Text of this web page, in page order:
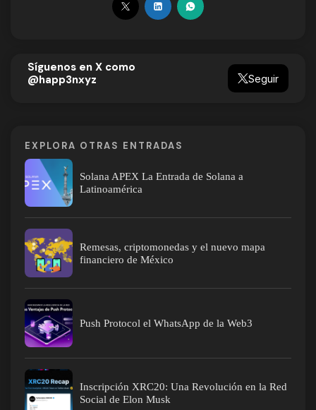
Síguenos en X como
@happ3nxyz
Seguir
EXPLORA OTRAS ENTRADAS
Solana APEX La Entrada de Solana a
Latinoamérica
Remesas, criptomonedas y el nuevo mapa
financiero de México
Push Protocol el WhatsApp de la Web3
Inscripción XRC20: Una Revolución en la Red
Social de Elon Musk